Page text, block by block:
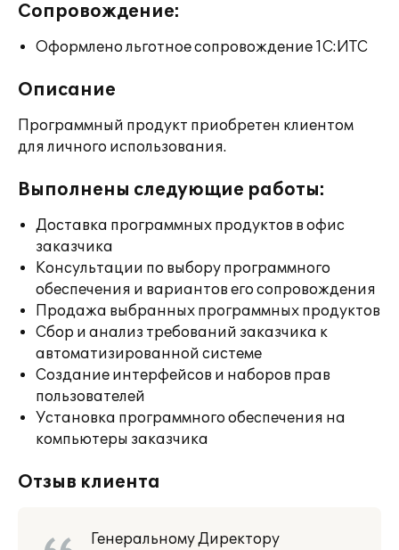
Сопровождение:
Оформлено льготное сопровождение 1С:ИТС
Описание
Программный продукт приобретен клиентом
для личного использования.
Выполнены следующие работы:
Доставка программных продуктов в офис
заказчика
Консультации по выбору программного
обеспечения и вариантов его сопровождения
Продажа выбранных программных продуктов
Сбор и анализ требований заказчика к
автоматизированной системе
Создание интерфейсов и наборов прав
пользователей
Установка программного обеспечения на
компьютеры заказчика
Отзыв клиента
Генеральному Директору